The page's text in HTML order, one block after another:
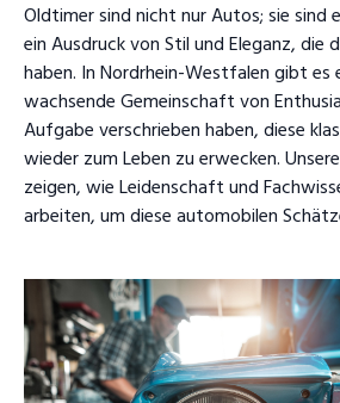
Oldtimer sind nicht nur Autos; sie sind
ein Ausdruck von Stil und Eleganz, die
haben. In Nordrhein-Westfalen gibt es
wachsende Gemeinschaft von
Aufgabe verschrieben haben, diese
wieder zum Leben zu erwecken.
zeigen, wie Leidenschaft und
arbeiten, um diese automobilen